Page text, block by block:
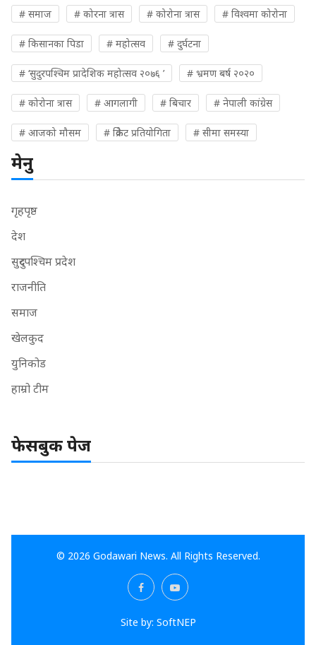
# समाज # कोरना त्रास # कोरोना त्रास # विश्वमा कोरोना
# किसानका पिडा # महोत्सव # दुर्घटना
# ‘सुदुरपश्चिम प्रादेशिक महोत्सव २०७६ ’ # भ्रमण बर्ष २०२०
# कोरोना त्रास # आगलागी # बिचार # नेपाली कांग्रेस
# आजको मौसम # क्रिकेट प्रतियोगिता # सीमा समस्या
मेनु
गृहपृष्ठ
देश
सुदुरपश्चिम प्रदेश
राजनीति
समाज
खेलकुद
युनिकोड
हाम्रो टीम
फेसबुक पेज
© 2026 Godawari News. All Rights Reserved.
Site by: SoftNEP